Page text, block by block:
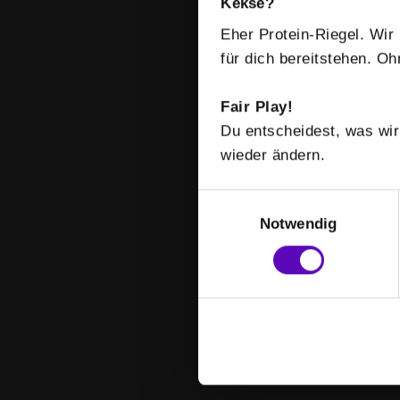
Eher Protein-Riegel.
für dich bereitstehen.
Fair Play!
Du entscheidest, was
wieder ändern.
Notwendig